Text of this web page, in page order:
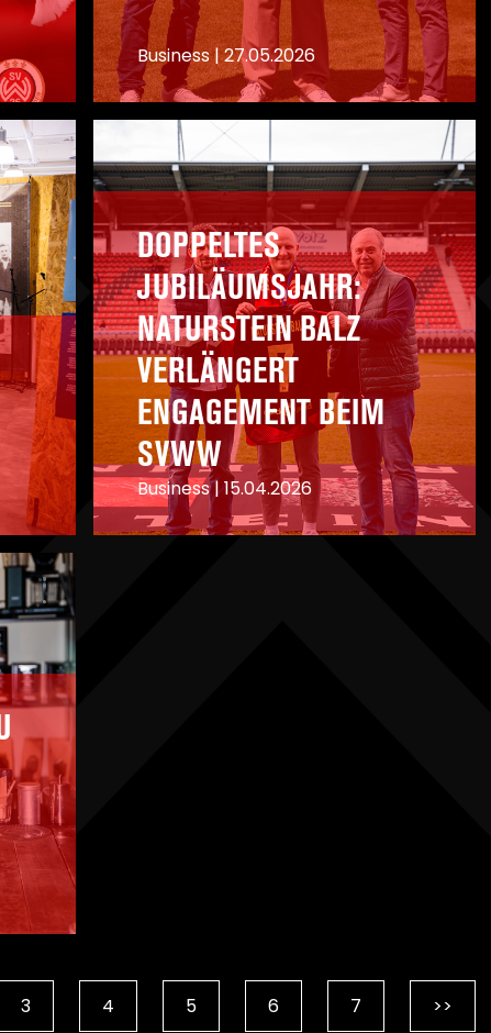
A
Business|27.05.2026
DOPPELTES
JUBILÄUMSJAHR:
NATURSTEIN BALZ
VERLÄNGERT
ENGAGEMENT BEIM
SVWW
Business|15.04.2026
3 4 5 6 7 >>